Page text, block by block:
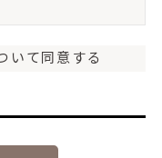
いて同意する